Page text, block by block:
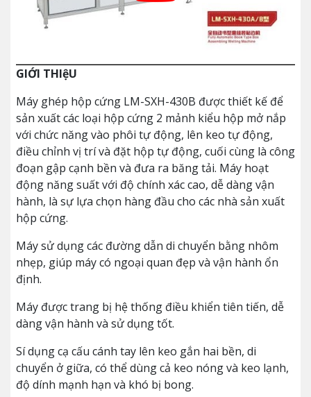
GIỚI THIệU
Máy ghép hộp cứng LM-SXH-430B được thiết kế để
sản xuất các loại hộp cứng 2 mảnh kiểu hộp mở nắp
với chức năng vào phôi tự động, lên keo tự động,
điều chỉnh vị trí và đặt hộp tự động, cuối cùng là công
đoạn gập cạnh bền và đưa ra băng tải. Máy hoạt
động năng suất với độ chính xác cao, dễ dàng vận
hành, là sự lựa chọn hàng đầu cho các nhà sản xuất
hộp cứng.
Máy sử dụng các đường dẫn di chuyển bằng nhôm
nhẹp, giúp máy có ngoại quan đẹp và vận hành ổn
định.
Máy được trang bị hệ thống điều khiển tiên tiến, dễ
dàng vận hành và sử dụng tốt.
Sí dụng cạ cấu cánh tay lên keo gắn hai bền, di
chuyển ở giữa, có thể dùng cả keo nóng và keo lạnh,
độ dính mạnh hạn và khó bị bong.